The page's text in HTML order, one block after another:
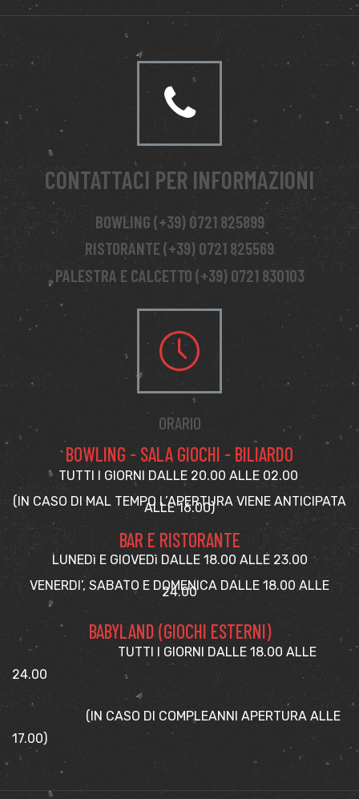
CONTATTACI PER INFORMAZIONI
BOWLING (+39) 0721 825899
RISTORANTE (+39) 0721 825569
PALESTRA E CALCETTO (+39) 0721 830103
ORARIO
BOWLING - SALA GIOCHI - BILIARDO
TUTTI I GIORNI DALLE 20.00 ALLE 02.00
(IN CASO DI MAL TEMPO L’APERTURA VIENE ANTICIPATA
ALLE 16.00)
BAR E RISTORANTE
LUNEDì E GIOVEDì DALLE 18.00 ALLE 23.00
VENERDI’, SABATO E DOMENICA DALLE 18.00 ALLE
24.00
BABYLAND (GIOCHI ESTERNI)
TUTTI I GIORNI DALLE 18.00 ALLE
24.00
(IN CASO DI COMPLEANNI APERTURA ALLE
17.00)